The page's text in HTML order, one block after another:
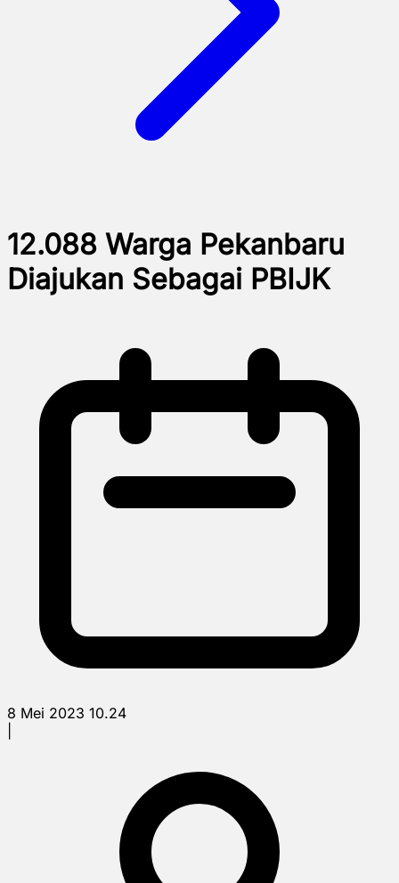
12.088 Warga Pekanbaru
Diajukan Sebagai PBIJK
8 Mei 2023 10.24